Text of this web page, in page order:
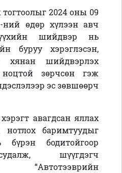
2024 оны 09
ний өдөр хүлээн авч
шийдвэр нь
буруу хэрэглэсэн,
хянан шийдвэрлэх
зөрчсөн гэж
эс зөвшөөрч
авагдсан яллах
нотлох баримтуудыг
бодитойгоор
шүүгдэгч
“Автотээврийн